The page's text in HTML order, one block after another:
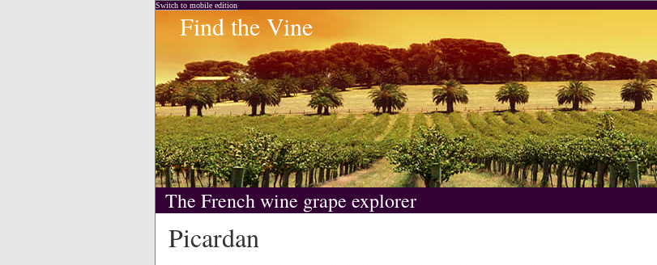
Switch to mobile edition
Find the Vine
The French wine grape explorer
Picardan